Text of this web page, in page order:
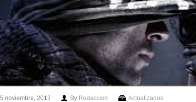
noviembre, 2013 By Redaccion Actualizados